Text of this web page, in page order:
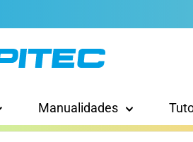
Manualidades